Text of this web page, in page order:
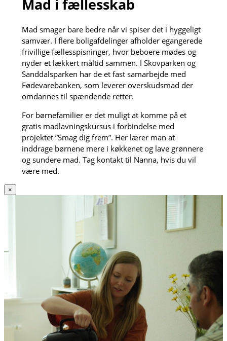
Mad i fællesskab
Mad smager bare bedre når vi spiser det i hyggeligt
samvær. I flere boligafdelinger afholder egangerede
frivillige fællesspisninger, hvor beboere mødes og
nyder et lækkert måltid sammen. I Skovparken og
Sanddalsparken har de et fast samarbejde med
Fødevarebanken, som leverer overskudsmad der
omdannes til spændende retter.
For børnefamilier er det muligt at komme på et
gratis madlavningskursus i forbindelse med
projektet ”Smag dig frem”. Her lærer man at
inddrage børnene mere i køkkenet og lave grønnere
og sundere mad. Tag kontakt til Nanna, hvis du vil
være med.
×